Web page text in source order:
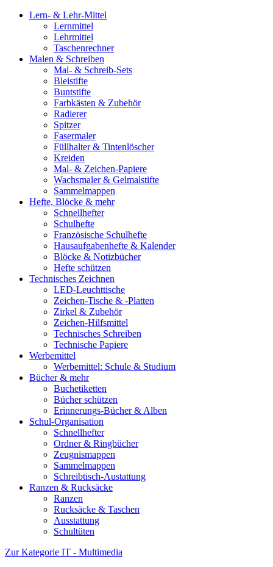
Lern- & Lehr-Mittel
Lernmittel
Lehrmittel
Taschenrechner
Malen & Schreiben
Mal- & Schreib-Sets
Bleistifte
Buntstifte
Farbkästen & Zubehör
Radierer
Spitzer
Fasermaler
Füllhalter & Tintenlöscher
Kreiden
Mal- & Zeichen-Papiere
Wachsmaler & Gelmalstifte
Sammelmappen
Hefte, Blöcke & mehr
Schnellhefter
Schulhefte
Französische Schulhefte
Hausaufgabenhefte & Kalender
Blöcke & Notizbücher
Hefte schützen
Technisches Zeichnen
LED-Leuchttische
Zeichen-Tische & -Platten
Zirkel & Zubehör
Zeichen-Hilfsmittel
Technisches Schreiben
Technische Papiere
Werbemittel
Werbemittel: Schule & Studium
Bücher & mehr
Buchetiketten
Bücher schützen
Erinnerungs-Bücher & Alben
Schul-Organisation
Schnellhefter
Ordner & Ringbücher
Zeugnismappen
Sammelmappen
Schreibtisch-Austattung
Ranzen & Rucksäcke
Ranzen
Rucksäcke & Taschen
Ausstattung
Schultüten
Zur Kategorie IT - Multimedia